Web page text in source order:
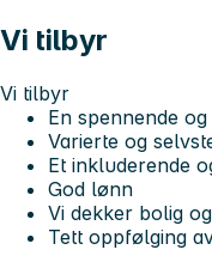
Vi tilbyr
Vi tilbyr
En spennende
Varierte og
Et inkluderende
God lønn
Vi dekker bolig
Tett oppfølging